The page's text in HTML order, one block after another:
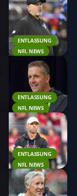
ENTLASSUNG
NFL NEWS
ENTLASSUNG
NFL NEWS
ENTLASSUNG
NFL NEWS